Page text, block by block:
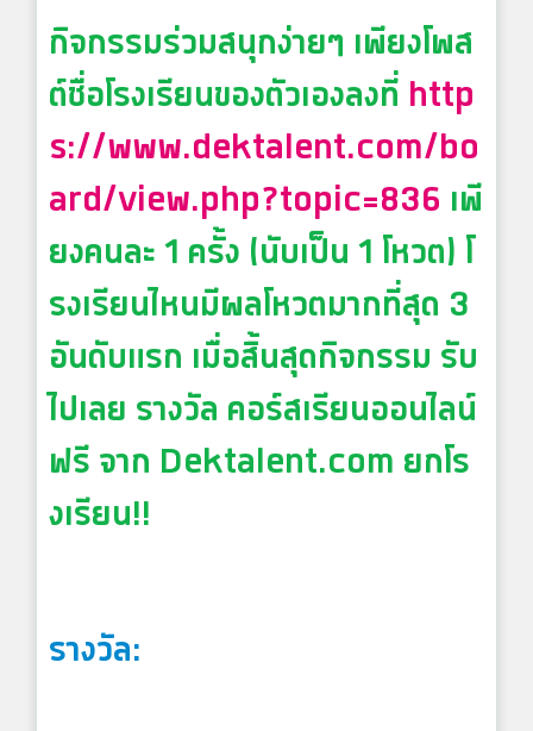
กิจกรรมร่วมสนุกง่ายๆ เพียงโพส
ต์ชื่อโรงเรียนของตัวเองลงที่ http
s://www.dektalent.com/bo
ard/view.php?topic=836 เพี
ยงคนละ 1 ครั้ง (นับเป็น 1 โหวต) โ
รงเรียนไหนมีผลโหวตมากที่สุด 3
อันดับแรก เมื่อสิ้นสุดกิจกรรม รับ
ไปเลย รางวัล คอร์สเรียนออนไลน์
ฟรี จาก Dektalent.com ยกโร
งเรียน!!
รางวัล: